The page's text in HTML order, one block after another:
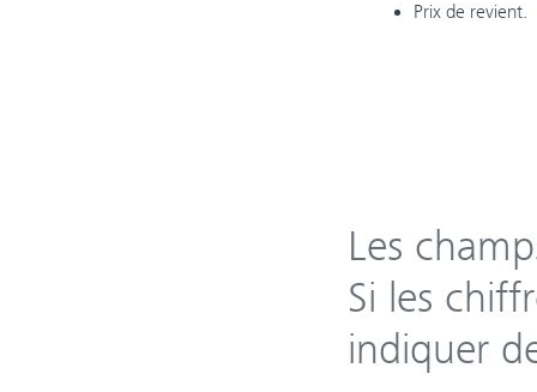
Prix de revient.
Les
Si les
indiquer